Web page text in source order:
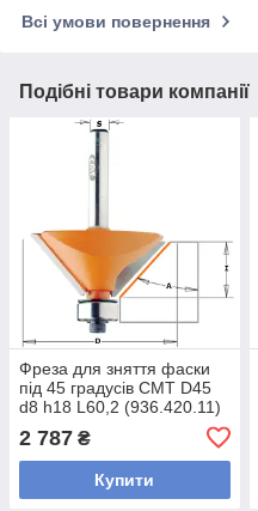
Всі умови повернення
Подібні товари компанії
Фреза для зняття фаски
під 45 градусів CMT D45
d8 h18 L60,2 (936.420.11)
2 787 ₴
Купити